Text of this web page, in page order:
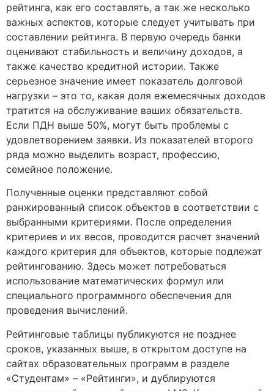
рейтинга, как его составлять, а так же несколько
важных аспектов, которые следует учитывать при
составлении рейтинга. В первую очередь банки
оценивают стабильность и величину доходов, а
также качество кредитной истории. Также
серьезное значение имеет показатель долговой
нагрузки – это то, какая доля ежемесячных доходов
тратится на обслуживание ваших обязательств.
Если ПДН выше 50%, могут быть проблемы с
удовлетворением заявки. Из показателей второго
ряда можно выделить возраст, профессию,
семейное положение.
Полученные оценки представляют собой
ранжированный список объектов в соответствии с
выбранными критериями. После определения
критериев и их весов, проводится расчет значений
каждого критерия для объектов, которые подлежат
рейтингованию. Здесь может потребоваться
использование математических формул или
специального программного обеспечения для
проведения вычислений.
Рейтинговые таблицы публикуются не позднее
сроков, указанных выше, в открытом доступе на
сайтах образовательных программ в разделе
«Студентам» – «Рейтинги», и дублируются